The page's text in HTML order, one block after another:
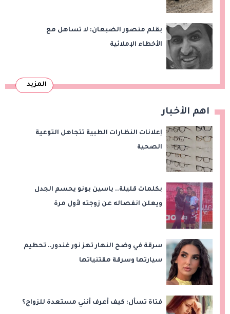
بقلم منصور الضبعان: لا تساهل مع
الأخطاء الإملائية
المزيد
اهم الأخبار
إعلانات النظارات الطبية تتجاهل التوعية
الصحية
بكلمات قليلة.. ياسين بونو يحسم الجدل
ويعلن انفصاله عن زوجته لأول مرة
سرقة في وضح النهار تهز نور غندور.. تحطيم
سيارتها وسرقة مقتنياتها
فتاة تسأل: كيف أعرف أنني مستعدة للزواج؟